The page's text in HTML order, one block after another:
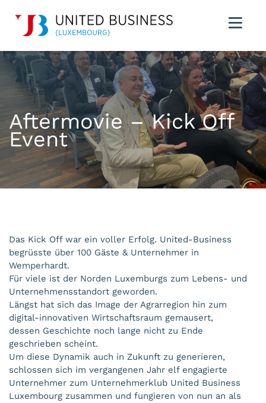
Aftermovie – Kick Off
Event
Das Kick Off war ein voller Erfolg. United-Business
begrüsste über 100 Gäste & Unternehmer in
Wemperhardt.
Für viele ist der Norden Luxemburgs zum Lebens- und
Unternehmensstandort geworden.
Längst hat sich das Image der Agrarregion hin zum
digital-innovativen Wirtschaftsraum gemausert,
dessen Geschichte noch lange nicht zu Ende
geschrieben scheint.
Um diese Dynamik auch in Zukunft zu generieren,
schlossen sich im vergangenen Jahr elf engagierte
Unternehmer zum Unternehmerklub United Business
Luxembourg zusammen und fungieren von nun an als